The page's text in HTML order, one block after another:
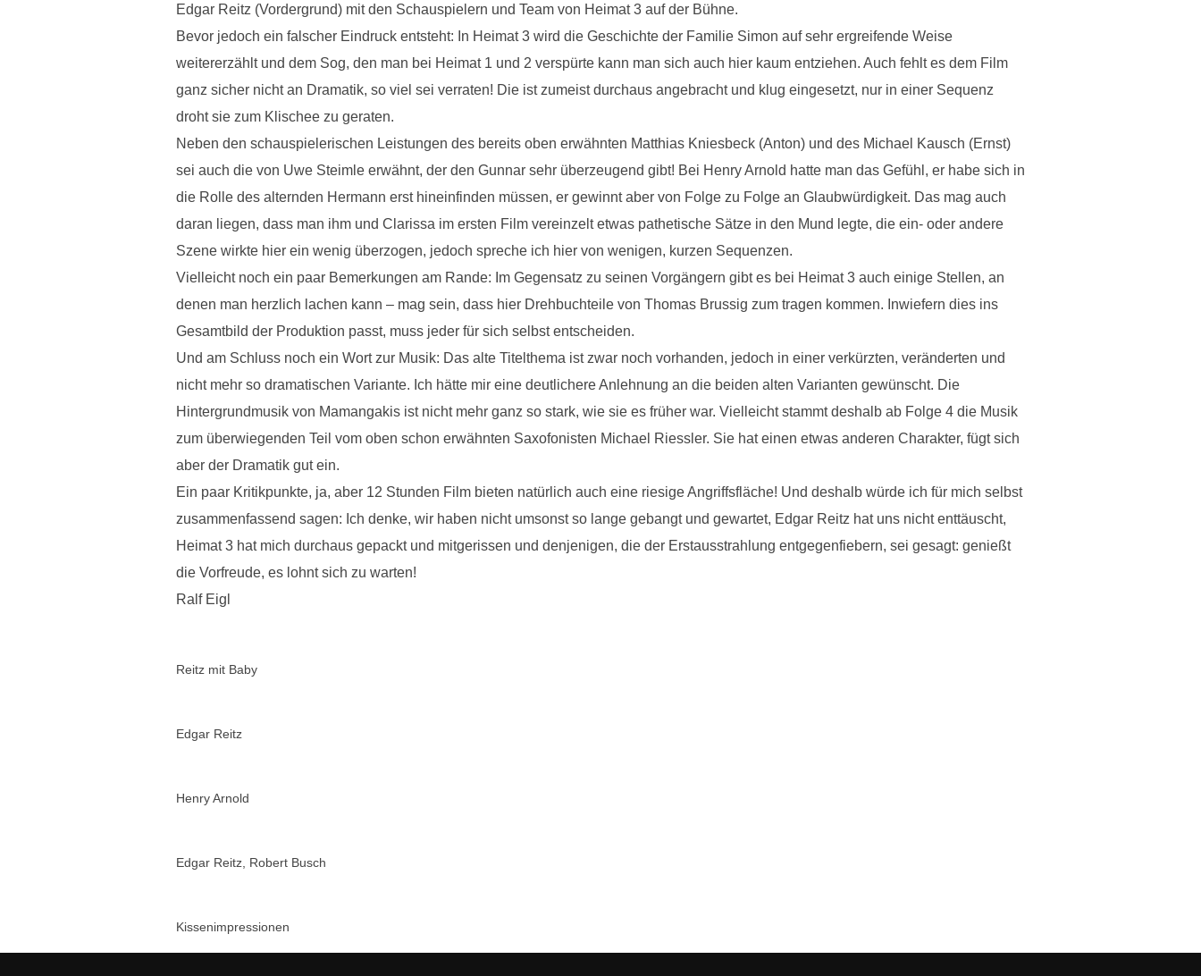
Edgar Reitz (Vordergrund) mit den Schauspielern und Team von Heimat 3 auf der Bühne.
Bevor jedoch ein falscher Eindruck entsteht: In Heimat 3 wird die Geschichte der Familie Simon auf sehr ergreifende Weise
weitererzählt und dem Sog, den man bei Heimat 1 und 2 verspürte kann man sich auch hier kaum entziehen. Auch fehlt es dem Film
ganz sicher nicht an Dramatik, so viel sei verraten! Die ist zumeist durchaus angebracht und klug eingesetzt, nur in einer Sequenz
droht sie zum Klischee zu geraten.
Neben den schauspielerischen Leistungen des bereits oben erwähnten Matthias Kniesbeck (Anton) und des Michael Kausch (Ernst)
sei auch die von Uwe Steimle erwähnt, der den Gunnar sehr überzeugend gibt! Bei Henry Arnold hatte man das Gefühl, er habe sich in
die Rolle des alternden Hermann erst hineinfinden müssen, er gewinnt aber von Folge zu Folge an Glaubwürdigkeit. Das mag auch
daran liegen, dass man ihm und Clarissa im ersten Film vereinzelt etwas pathetische Sätze in den Mund legte, die ein- oder andere
Szene wirkte hier ein wenig überzogen, jedoch spreche ich hier von wenigen, kurzen Sequenzen.
Vielleicht noch ein paar Bemerkungen am Rande: Im Gegensatz zu seinen Vorgängern gibt es bei Heimat 3 auch einige Stellen, an
denen man herzlich lachen kann – mag sein, dass hier Drehbuchteile von Thomas Brussig zum tragen kommen. Inwiefern dies ins
Gesamtbild der Produktion passt, muss jeder für sich selbst entscheiden.
Und am Schluss noch ein Wort zur Musik: Das alte Titelthema ist zwar noch vorhanden, jedoch in einer verkürzten, veränderten und
nicht mehr so dramatischen Variante. Ich hätte mir eine deutlichere Anlehnung an die beiden alten Varianten gewünscht. Die
Hintergrundmusik von Mamangakis ist nicht mehr ganz so stark, wie sie es früher war. Vielleicht stammt deshalb ab Folge 4 die Musik
zum überwiegenden Teil vom oben schon erwähnten Saxofonisten Michael Riessler. Sie hat einen etwas anderen Charakter, fügt sich
aber der Dramatik gut ein.
Ein paar Kritikpunkte, ja, aber 12 Stunden Film bieten natürlich auch eine riesige Angriffsfläche! Und deshalb würde ich für mich selbst
zusammenfassend sagen: Ich denke, wir haben nicht umsonst so lange gebangt und gewartet, Edgar Reitz hat uns nicht enttäuscht,
Heimat 3 hat mich durchaus gepackt und mitgerissen und denjenigen, die der Erstausstrahlung entgegenfiebern, sei gesagt: genießt
die Vorfreude, es lohnt sich zu warten!
Ralf Eigl
Reitz mit Baby
Edgar Reitz
Henry Arnold
Edgar Reitz, Robert Busch
Kissenimpressionen